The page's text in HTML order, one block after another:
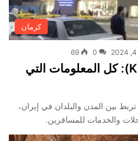
كرمان
0
69
مطار كرمان الدولي (KER): كل المعلومات التي
بين المدن والبلدان في إيران،
والخدمات للمسافرين.